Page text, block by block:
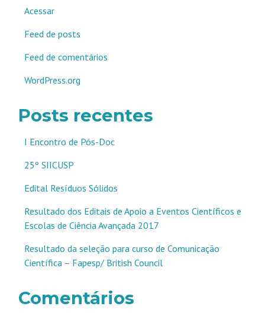
Acessar
Feed de posts
Feed de comentários
WordPress.org
Posts recentes
I Encontro de Pós-Doc
25º SIICUSP
Edital Resíduos Sólidos
Resultado dos Editais de Apoio a Eventos Científicos e
Escolas de Ciência Avançada 2017
Resultado da seleção para curso de Comunicação
Científica – Fapesp/ British Council
Comentários